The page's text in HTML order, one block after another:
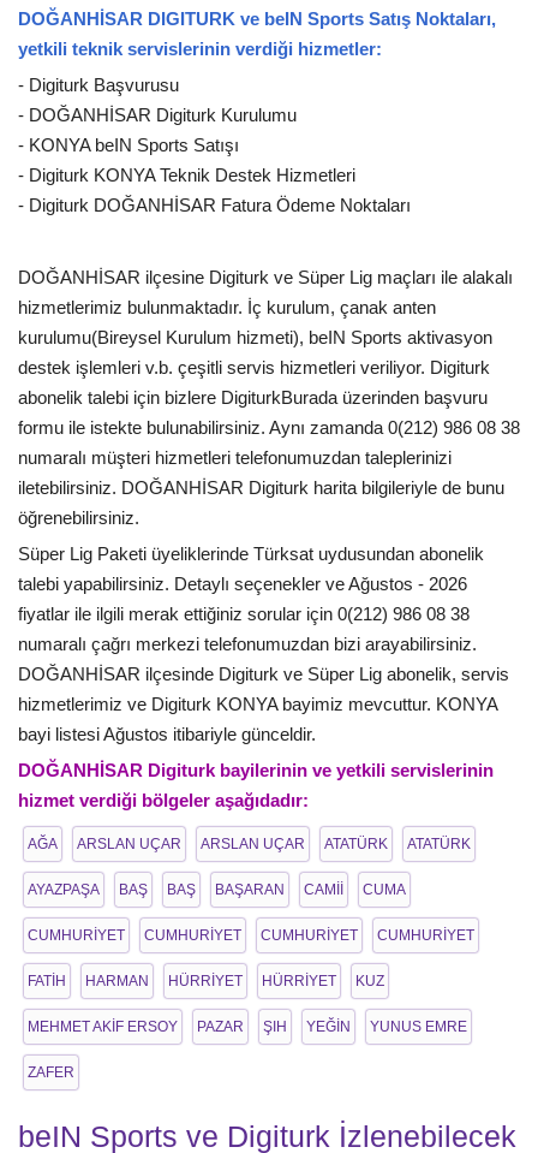
DOĞANHİSAR DIGITURK ve beIN Sports Satış Noktaları,
yetkili teknik servislerinin verdiği hizmetler:
- Digiturk Başvurusu
- DOĞANHİSAR Digiturk Kurulumu
- KONYA beIN Sports Satışı
- Digiturk KONYA Teknik Destek Hizmetleri
- Digiturk DOĞANHİSAR Fatura Ödeme Noktaları
DOĞANHİSAR ilçesine Digiturk ve Süper Lig maçları ile alakalı
hizmetlerimiz bulunmaktadır. İç kurulum, çanak anten
kurulumu(Bireysel Kurulum hizmeti), beIN Sports aktivasyon
destek işlemleri v.b. çeşitli servis hizmetleri veriliyor. Digiturk
abonelik talebi için bizlere DigiturkBurada üzerinden başvuru
formu ile istekte bulunabilirsiniz. Aynı zamanda 0(212) 986 08 38
numaralı müşteri hizmetleri telefonumuzdan taleplerinizi
iletebilirsiniz. DOĞANHİSAR Digiturk harita bilgileriyle de bunu
öğrenebilirsiniz.
Süper Lig Paketi üyeliklerinde Türksat uydusundan abonelik
talebi yapabilirsiniz. Detaylı seçenekler ve Ağustos - 2026
fiyatlar ile ilgili merak ettiğiniz sorular için 0(212) 986 08 38
numaralı çağrı merkezi telefonumuzdan bizi arayabilirsiniz.
DOĞANHİSAR ilçesinde Digiturk ve Süper Lig abonelik, servis
hizmetlerimiz ve Digiturk KONYA bayimiz mevcuttur. KONYA
bayi listesi Ağustos itibariyle günceldir.
DOĞANHİSAR Digiturk bayilerinin ve yetkili servislerinin
hizmet verdiği bölgeler aşağıdadır:
AĞA ARSLAN UÇAR ARSLAN UÇAR ATATÜRK ATATÜRK
AYAZPAŞA BAŞ BAŞ BAŞARAN CAMİİ CUMA
CUMHURİYET CUMHURİYET CUMHURİYET CUMHURİYET
FATİH HARMAN HÜRRİYET HÜRRİYET KUZ
MEHMET AKİF ERSOY PAZAR ŞIH YEĞİN YUNUS EMRE
ZAFER
beIN Sports ve Digiturk İzlenebilecek